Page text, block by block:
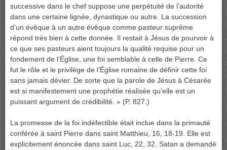
successive dans le chef suppose une perpétuité de l’autorité
dans une certaine lignée, dynastique ou autre. La succession
d’un évêque à un autre évêque comme pasteur suprême
répond très bien à cette donnée. Il restait à Jésus de pourvoir à
ce que ses pasteurs aient toujours la qualité requise pour un
fondement de l’Église, une foi semblable à celle de Pierre. Ce
fut le rôle et le privilège de l’Église romaine de définir cette foi
sans jamais dévier. De sorte que la parole de Jésus à Césarée
est si manifestement une prophétie réalisée qu’elle est un
puissant argument de crédibilité. » (P. 827.)
La promesse de la foi indéfectible était inclue dans la primauté
conférée à saint Pierre dans saint Matthieu, 16, 18-19. Elle est
explicitement énoncée dans saint Luc, 22, 32. Satan a demandé